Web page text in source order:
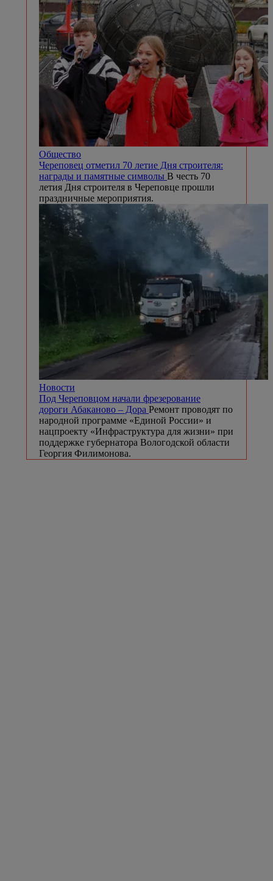
Общество
Череповец отметил 70 летие Дня строителя:
награды и памятные символы В честь 70
летия Дня строителя в Череповце прошли
праздничные мероприятия.
Новости
Под Череповцом начали фрезерование
дороги Абаканово – Дора Ремонт проводят по
народной программе «Единой России» и
нацпроекту «Инфраструктура для жизни» при
поддержке губернатора Вологодской области
Георгия Филимонова.